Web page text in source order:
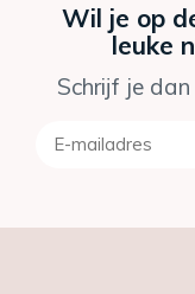
Wil je op
leuke
Schrijf je